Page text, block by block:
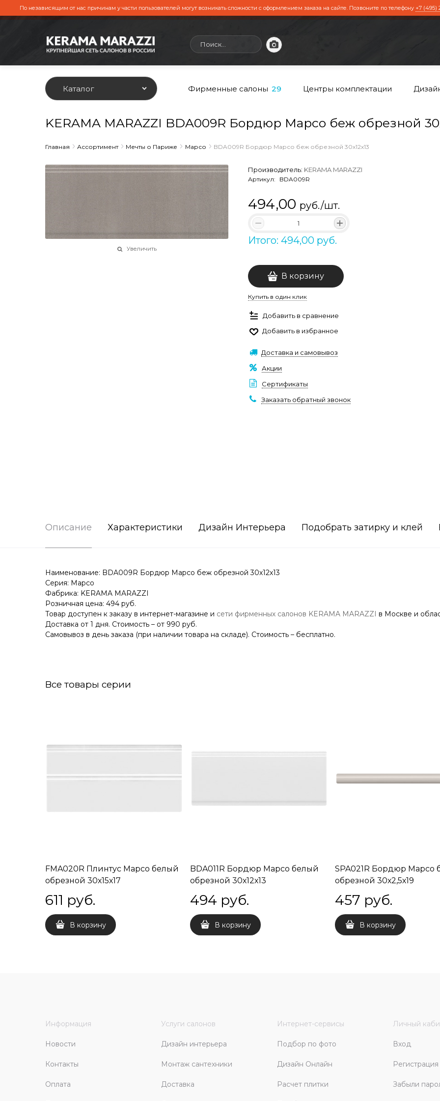
По независящим от нас причинам у части пользователей могут возникать сложности с оформлением заказа на сайте. Позвоните по телефону +7 (495)
Каталог Фирменные салоны 29 Центры комплектации
KERAMA MARAZZI BDA009R Бордюр Марсо беж обрезной
Главная Ассортимент Мечты о Париже Марсо BDA009R Бордюр Марсо беж обрезной 30х12х13
Увеличить
Производитель: KERAMA MARAZZI
Артикул: BDA009R
494,00 руб./шт.
Итого: 494,00 руб.
В корзину
Купить в один клик
Добавить в сравнение
Добавить в избранное
Доставка и самовывоз
Акции
Сертификаты
Заказать обратный звонок
Описание Характеристики Дизайн Интерьера Подобрать затирку и клей
Наименование: BDA009R Бордюр Марсо беж обрезной 30х12х13
Серия: Марсо
Фабрика: KERAMA MARAZZI
Розничная цена: 494 руб.
Товар доступен к заказу в интернет-магазине и сети фирменных салонов KERAMA MARAZZI в Москве и
Доставка от 1 дня. Стоимость – от 990 руб.
Самовывоз в день заказа (при наличии товара на складе). Стоимость – бесплатно.
Все товары серии
FMA020R Плинтус Марсо белый
обрезной 30х15х17
611 руб.
В корзину
BDA011R Бордюр Марсо белый
обрезной 30х12х13
494 руб.
В корзину
SPA021R Бордюр Марсо
обрезной 30х2,5х19
457 руб.
В корзину
Информация
Новости
Контакты
Оплата
Услуги салонов
Дизайн интерьера
Монтаж сантехники
Доставка
Интернет-сервисы
Подбор по фото
Дизайн Онлайн
Расчет плитки
Личный
Вход
Регистрация
Забыли